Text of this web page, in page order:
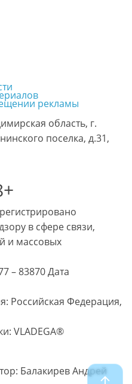
рекламы
область, г.
поселка, д.31,
в сфере связи,
и массовых
– 83870 Дата
Российская Федерация,
VLADEGA®
Балакирев Андрей